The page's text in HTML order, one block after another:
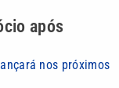
após
nos próximos